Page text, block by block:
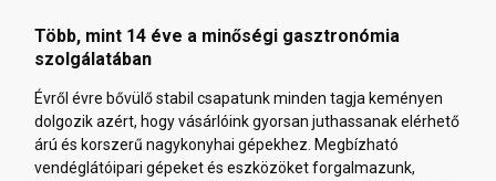
Több, mint 14 éve a minőségi gasztronómia
szolgálatában
Évről évre bővülő stabil csapatunk minden tagja keményen
dolgozik azért, hogy vásárlóink gyorsan juthassanak elérhető
árú és korszerű nagykonyhai gépekhez. Megbízható
vendéglátóipari gépeket és eszközöket forgalmazunk,